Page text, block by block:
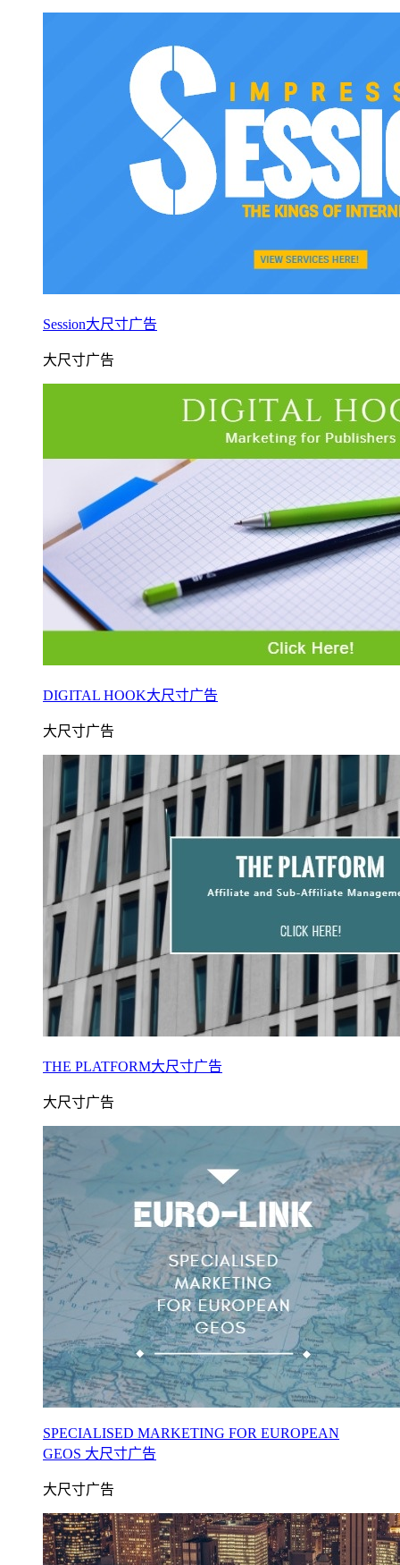
Session大尺寸广告
大尺寸广告
DIGITAL HOOK大尺寸广告
大尺寸广告
THE PLATFORM大尺寸广告
大尺寸广告
SPECIALISED MARKETING FOR EUROPEAN
GEOS 大尺寸广告
大尺寸广告